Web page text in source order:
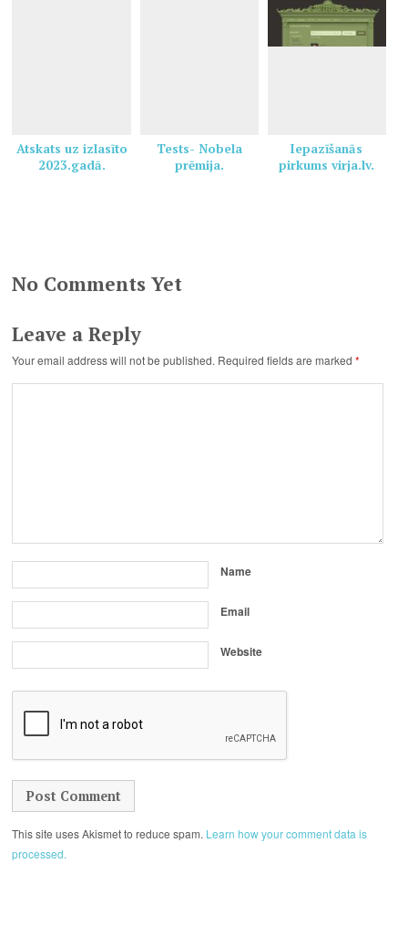
Atskats uz izlasīto
2023.gadā.
Tests- Nobela
prēmija.
Iepazīšanās
pirkums virja.lv.
No Comments Yet
Leave a Reply
Your email address will not be published. Required fields are marked*
Name
Email
Website
This site uses Akismet to reduce spam. Learn how your comment data is
processed.